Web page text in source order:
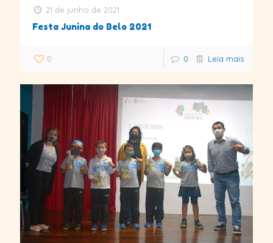
21 de junho de 2021
Festa Junina do Belo 2021
0 0 Leia mais